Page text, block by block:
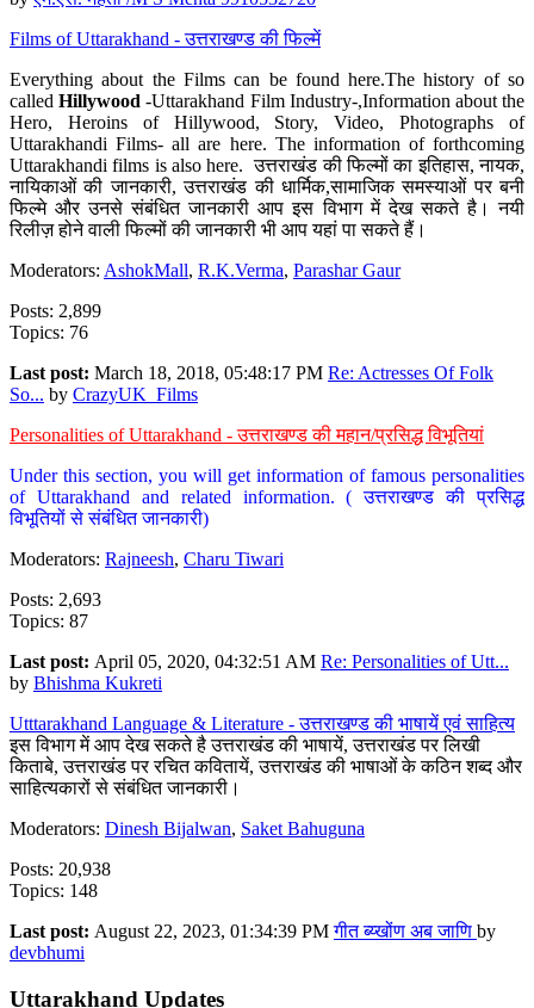
Films of Uttarakhand - उत्तराखण्ड की फिल्में
Everything about the Films can be found here.The history of so
calledHillywood-Uttarakhand Film Industry-,Information about the
Hero, Heroins of Hillywood, Story, Video, Photographs of
Uttarakhandi Films- all are here. The information of forthcoming
Uttarakhandi films is also here. उत्तराखंड की फिल्मों का इतिहास, नायक,
नायिकाओं की जानकारी, उत्तराखंड की धार्मिक,सामाजिक समस्याओं पर बनी
फिल्मे और उनसे संबंधित जानकारी आप इस विभाग में देख सकते है। नयी
रिलीज़ होने वाली फिल्मों की जानकारी भी आप यहां पा सकते हैं।
Moderators: AshokMall, R.K.Verma, Parashar Gaur
Posts: 2,899
Topics: 76
Last post: March 18, 2018, 05:48:17 PM Re: Actresses Of Folk
So... by CrazyUK_Films
Personalities of Uttarakhand - उत्तराखण्ड की महान/प्रसिद्ध विभूतियां
Under this section, you will get information of famous personalities
of Uttarakhand and related information. ( उत्तराखण्ड की प्रसिद्ध
विभूतियों से संबंधित जानकारी)
Moderators: Rajneesh, Charu Tiwari
Posts: 2,693
Topics: 87
Last post: April 05, 2020, 04:32:51 AM Re: Personalities of Utt...
by Bhishma Kukreti
Utttarakhand Language & Literature - उत्तराखण्ड की भाषायें एवं साहित्य
इस विभाग में आप देख सकते है उत्तराखंड की भाषायें, उत्तराखंड पर लिखी
किताबे, उत्तराखंड पर रचित कवितायें, उत्तराखंड की भाषाओं के कठिन शब्द और
साहित्यकारों से संबंधित जानकारी।
Moderators: Dinesh Bijalwan, Saket Bahuguna
Posts: 20,938
Topics: 148
Last post: August 22, 2023, 01:34:39 PMगीत ब्य्खोंण अब जाणि by
devbhumi
Uttarakhand Updates